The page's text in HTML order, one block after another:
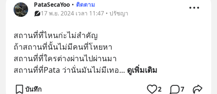
PataSecaYoo • ติดตาม
17 พ.ย. 2024 เวลา 11:47 • ปรัชญา
สถานที่ที่ไหนก่ะไม่สำคัญ
ถ้าสถานที่นั้นไม่มีคนที่โหยหา
สถานที่ที่ใครต่างผ่านไปผ่านมา
สถานที่ที่Pata ว่านั่นมันไม่มีเทอ... ดูเพิ่มเติม
บันทึก 2 7